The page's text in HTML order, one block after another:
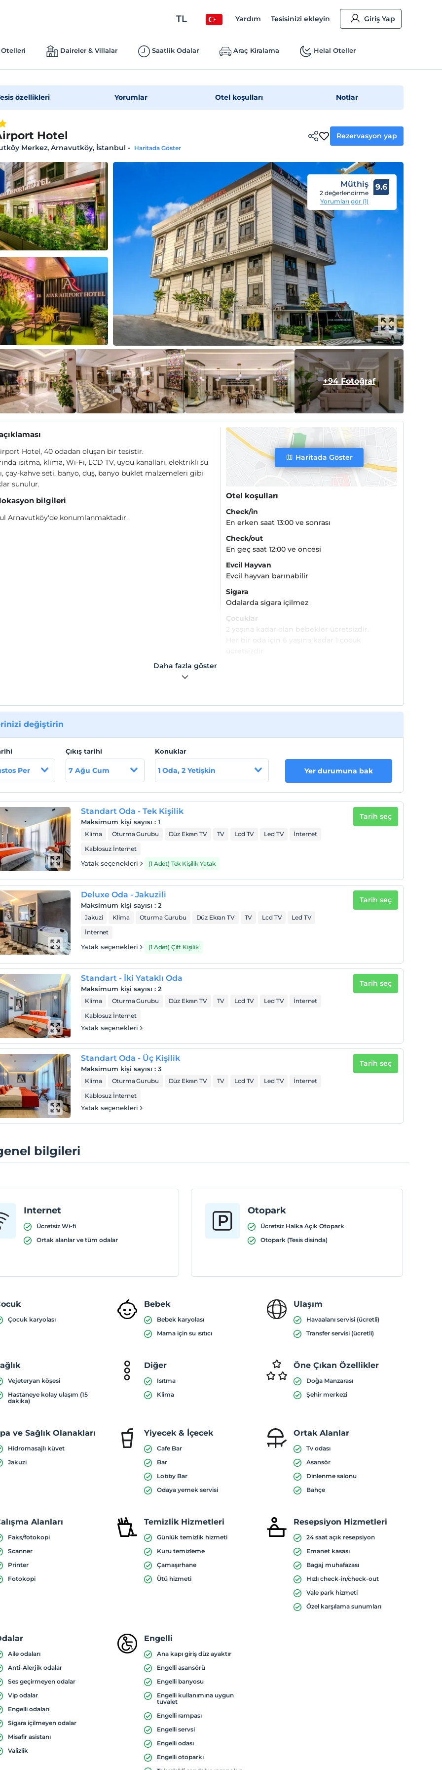
TL Yardım Tesisinizi ekleyin Giriş Yap
Daireler & Villalar Saatlik Odalar Araç Kiralama Helal Oteller
özellikleri Yorumlar Otel koşulları Notlar
Hotel
Merkez, Arnavutköy, İstanbul - Haritada Göster
Rezervasyon yap
Müthiş
2 değerlendirme
Yorumları gör (1)
9.6
+94 Fotoğraf
Hotel, 40 odadan oluşan bir tesistir.
ısıtma, klima, Wi-Fi, LCD TV, uydu kanalları, elektrikli su
çay-kahve seti, banyo, duş, banyo buklet malzemeleri gibi
sunulur.
bilgileri
Arnavutköy'de konumlanmaktadır.
Haritada Göster
Otel koşulları
Check/in
En erken saat 13:00 ve sonrası
Check/out
En geç saat 12:00 ve öncesi
Evcil Hayvan
Evcil hayvan barınabilir
Sigara
Odalarda sigara içilmez
Çocuklar
2 yaşına kadar olan bebekler ücretsizdir.
Daha fazla göster
değiştirin
Per
Çıkış tarihi
7 Ağu Cum
Konuklar
1 Oda, 2 Yetişkin Yer durumuna bak
Standart Oda - Tek Kişilik
Maksimum kişi sayısı :1
Klima Oturma Gurubu Düz Ekran TV TV Lcd TV Led TV
İnternet
Kablosuz İnternet
Yatak seçenekleri (1 Adet) Tek Kişilik Yatak
Tarih seç
Deluxe Oda - Jakuzili
Maksimum kişi sayısı :2
Jakuzi Klima Oturma Gurubu Düz Ekran TV TV Lcd TV
Led TV
İnternet
Yatak seçenekleri (1 Adet) Çift Kişilik
Tarih seç
Standart - İki Yataklı Oda
Maksimum kişi sayısı :2
Klima Oturma Gurubu Düz Ekran TV TV Lcd TV Led TV
İnternet
Kablosuz İnternet
Yatak seçenekleri
Tarih seç
Standart Oda - Üç Kişilik
Maksimum kişi sayısı :3
Klima Oturma Gurubu Düz Ekran TV TV Lcd TV Led TV
İnternet
Kablosuz İnternet
Yatak seçenekleri
Tarih seç
bilgileri
Internet
Ücretsiz Wi-fi
Ortak alanlar ve tüm odalar
Otopark
Ücretsiz Halka Açık Otopark
Otopark (Tesis disinda)
Çocuk karyolası
Bebek
Bebek karyolası
Mama için su ısıtıcı
Ulaşım
Havaalanı servisi (ücretli)
Transfer servisi (ücretli)
Vejeteryan köşesi
Hastaneye kolay ulaşım (15
dakika)
Diğer
Isıtma
Klima
Öne Çıkan Özellikler
Doğa Manzarası
Şehir merkezi
ve Sağlık Olanakları
Hidromasajlı küvet
Jakuzi
Yiyecek & İçecek
Cafe Bar
Bar
Lobby Bar
Odaya yemek servisi
Ortak Alanlar
Tv odası
Asansör
Dinlenme salonu
Bahçe
Alanları
Faks/fotokopi
Scanner
Printer
Fotokopi
Temizlik Hizmetleri
Günlük temizlik hizmeti
Kuru temizleme
Çamaşırhane
Ütü hizmeti
Resepsiyon Hizmetleri
24 saat açık resepsiyon
Emanet kasası
Bagaj muhafazası
Hızlı check-in/check-out
Vale park hizmeti
Özel karşılama sunumları
Aile odaları
Anti-Alerjik odalar
Ses geçirmeyen odalar
Vip odalar
Engelli odaları
Sigara içilmeyen odalar
Misafir asistanı
Valizlik
Engelli
Ana kapı giriş düz ayaktır
Engelli asansörü
Engelli banyosu
Engelli kullanımına uygun
tuvalet
Engelli rampası
Engelli servsi
Engelli odası
Engelli otoparkı